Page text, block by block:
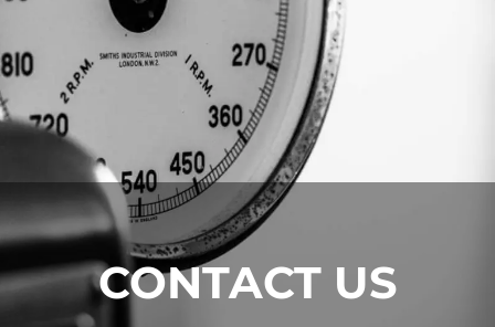
CONTACT US